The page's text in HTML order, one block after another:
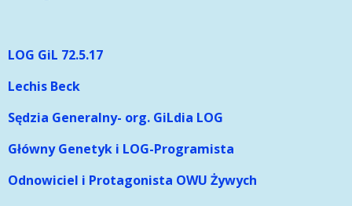
LOG GiL 72.5.17
Lechis Beck
Sędzia Generalny- org. GiLdia LOG
Główny Genetyk i LOG-Programista
Odnowiciel i Protagonista OWU Żywych